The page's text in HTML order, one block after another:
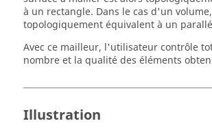
à un rectangle. Dans le cas d'un
topologiquement équivalent à un
Avec ce mailleur, l'utilisateur contrôle
nombre et la qualité des éléments
Illustration